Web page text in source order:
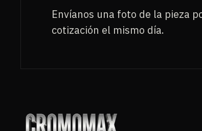
Envíanos una foto de la pieza
cotización el mismo día.